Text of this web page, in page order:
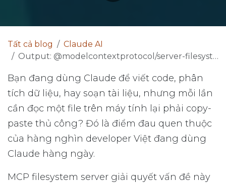
Tất cả blog
Claude AI
Output: @modelcontextprotocol/server-filesystem/2.3.0 node/v20.11.0
Bạn đang dùng Claude để viết code, phân
tích dữ liệu, hay soạn tài liệu, nhưng mỗi lần
cần đọc một file trên máy tính lại phải copy-
paste thủ công? Đó là điểm đau quen thuộc
của hàng nghìn developer Việt đang dùng
Claude hàng ngày.
MCP filesystem server giải quyết vấn đề này